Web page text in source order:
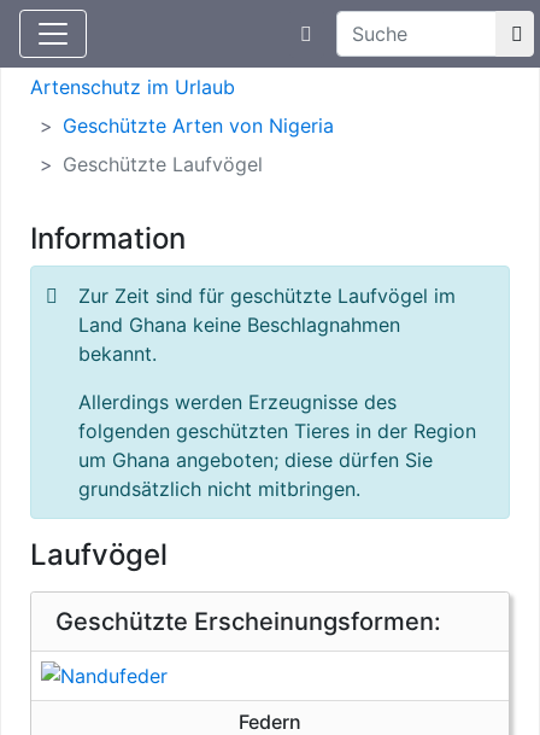
Aktuelle Meldungen
Suchtexteingabe
Artenschutz
Artenschutz im Urlaub
Geschützte Arten von Nigeria
Geschützte Laufvögel
Information
Zur Zeit sind für geschützte Laufvögel im
Land Ghana keine Beschlagnahmen
bekannt.
Allerdings werden Erzeugnisse des
folgenden geschützten Tieres in der Region
um Ghana angeboten; diese dürfen Sie
grundsätzlich nicht mitbringen.
Laufvögel
Geschützte Erscheinungsformen:
Federn